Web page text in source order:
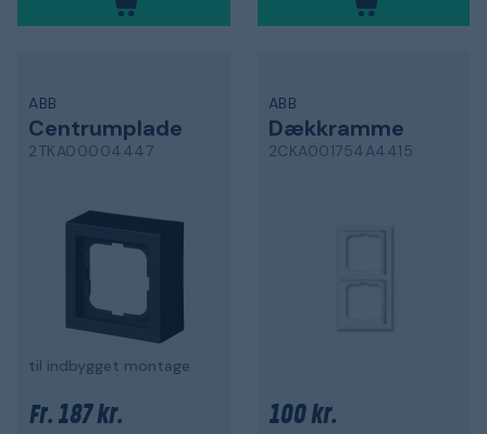
ABB
Centrumplade
2TKA00004447
til indbygget montage
Fr. 187 kr.
ABB
Dækkramme
2CKA001754A4415
100 kr.